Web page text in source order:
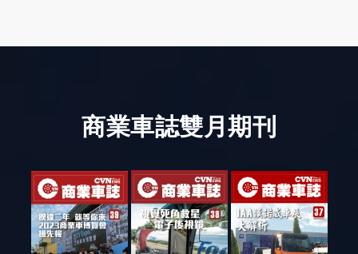
商業車誌雙月期刊